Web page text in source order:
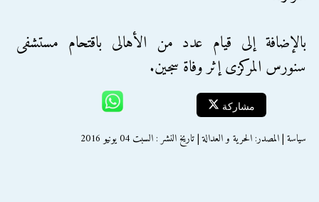
بالإضافة إلى قيام عدد من الأهالى باقتحام مستشفى
سنورس المركزى إثر وفاة سجين.
مشاركة
سياسة | المصدر: الحرية و العدالة | تاريخ النشر : السبت 04 يونيو 2016